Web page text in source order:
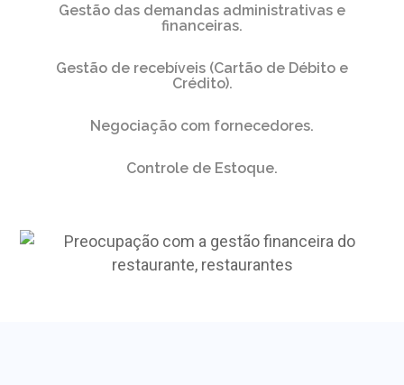
Gestão das demandas administrativas e
financeiras.
Gestão de recebíveis (Cartão de Débito e
Crédito).
Negociação com fornecedores.
Controle de Estoque.